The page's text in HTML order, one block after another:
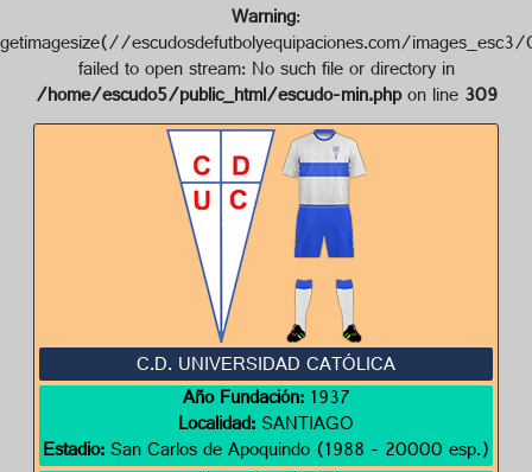
Warning:
getimagesize(//escudosdefutbolyequipaciones.com/
failed to open stream: No such file or directory in
/home/escudo5/public_html/escudo-min.phpon line309
C.D. UNIVERSIDAD CATÓLICA
Año Fundación:1937
Localidad:SANTIAGO
Estadio:San Carlos de Apoquindo (1988 - 20000 esp.)